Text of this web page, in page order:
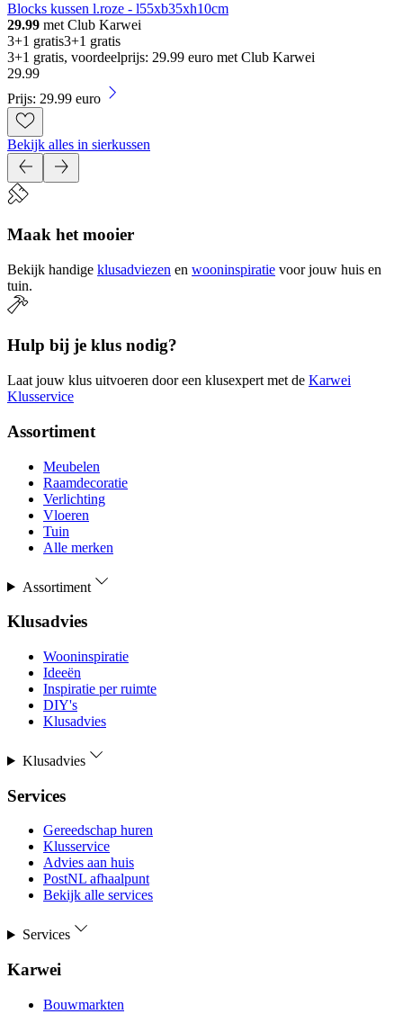
Blocks kussen l.roze - l55xb35xh10cm
29.99 met Club Karwei
3+1 gratis3+1 gratis
3+1 gratis, voordeelprijs: 29.99 euro met Club Karwei
29.99
Prijs: 29.99 euro
Bekijk alles in sierkussen
Maak het mooier
Bekijk handige klusadviezen en wooninspiratie voor jouw huis en
tuin.
Hulp bij je klus nodig?
Laat jouw klus uitvoeren door een klusexpert met de Karwei
Klusservice
Assortiment
Meubelen
Raamdecoratie
Verlichting
Vloeren
Tuin
Alle merken
Assortiment
Klusadvies
Wooninspiratie
Ideeën
Inspiratie per ruimte
DIY's
Klusadvies
Klusadvies
Services
Gereedschap huren
Klusservice
Advies aan huis
PostNL afhaalpunt
Bekijk alle services
Services
Karwei
Bouwmarkten